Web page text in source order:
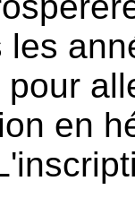
les
en